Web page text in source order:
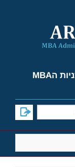
למד על אפשרויות הקבלה לתוכניות הMBA